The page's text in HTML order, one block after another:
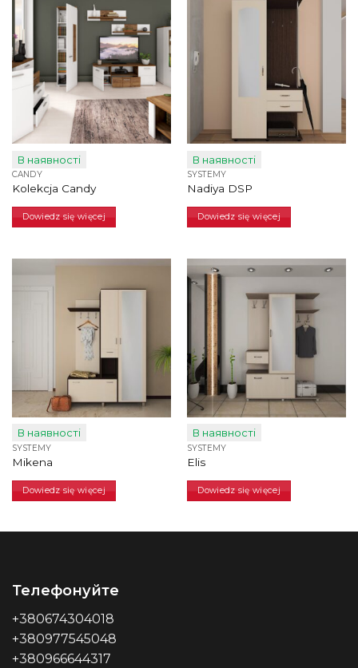
В наявності
CANDY
Kolekcja Сandy
Dowiedz się więcej
В наявності
SYSTEMY
Nadiya DSP
Dowiedz się więcej
В наявності
SYSTEMY
Mikena
Dowiedz się więcej
В наявності
SYSTEMY
Elis
Dowiedz się więcej
Телефонуйте
+380674304018
+380977545048
+380966644317